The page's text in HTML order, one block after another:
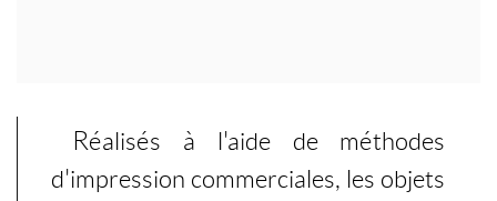
Réalisés à l'aide de méthodes
d'impression commerciales, les objets